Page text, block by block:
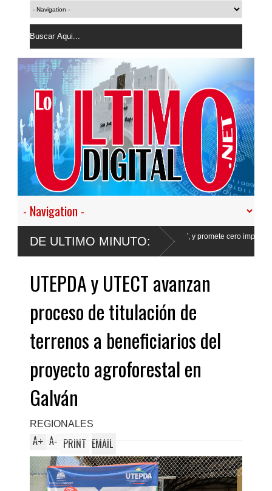
DE ULTIMO MINUTO:
empeño de transformar la Policía”, y promete cero impunidad ante
UTEPDA y UTECT avanzan
proceso de titulación de
terrenos a beneficiarios del
proyecto agroforestal en
Galván
REGIONALES
A+ A- PRINT EMAIL